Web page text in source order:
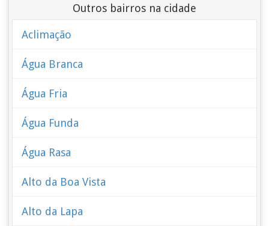
Outros bairros na cidade
Aclimação
Água Branca
Água Fria
Água Funda
Água Rasa
Alto da Boa Vista
Alto da Lapa